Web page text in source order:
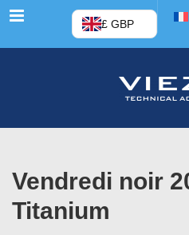
Menu £ GBP
Vendredi noir
Titanium